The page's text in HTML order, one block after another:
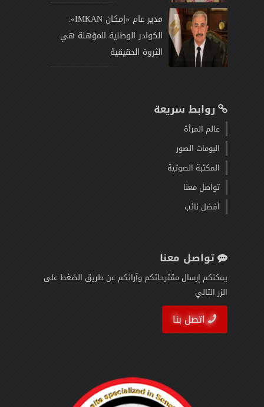
مدير عام «إمكان IMKAN»:
الكوادر الوطنية المؤهلة هي
الثروة الحقيقية
روابط سريعة
عالم المرأة
البومات الصور
المكتبة الصوتية
تواصل معنا
أفضل نائب
تواصل معنا
يمكنكم إرسال مقترحاتكم وآرائكم عن طريق الضغط على
الزر التالي
اتصل بنا